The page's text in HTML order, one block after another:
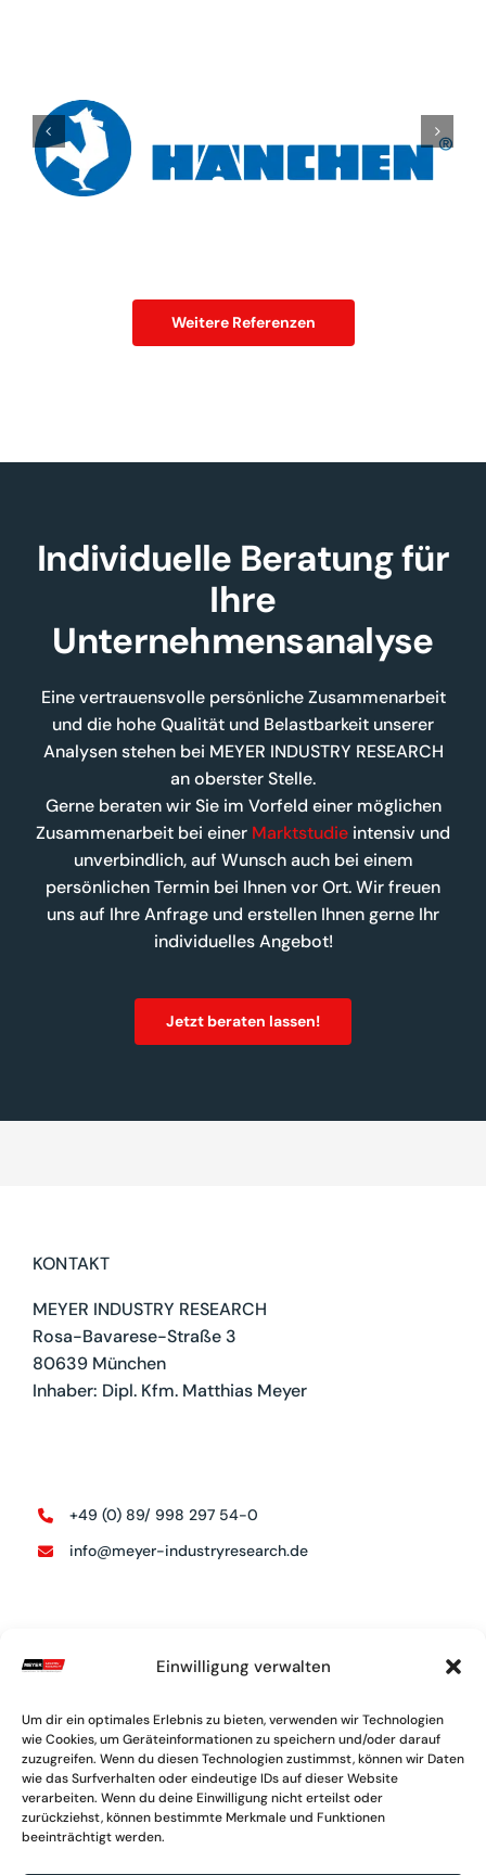
Einwilligung verwalten
Um dir ein optimales Erlebnis zu bieten, verwenden wir Technologien
wie Cookies, um Geräteinformationen zu speichern und/oder darauf
zuzugreifen. Wenn du diesen Technologien zustimmst, können wir Daten
wie das Surfverhalten oder eindeutige IDs auf dieser Website
verarbeiten. Wenn du deine Einwilligung nicht erteilst oder
zurückziehst, können bestimmte Merkmale und Funktionen
beeinträchtigt werden.
Weitere Referenzen
Individuelle Beratung für
Ihre
Unternehmensanalyse
Eine vertrauensvolle persönliche Zusammenarbeit
und die hohe Qualität und Belastbarkeit unserer
Analysen stehen bei MEYER INDUSTRY RESEARCH
an oberster Stelle.
Gerne beraten wir Sie im Vorfeld einer möglichen
Zusammenarbeit bei einer Marktstudie intensiv und
unverbindlich, auf Wunsch auch bei einem
persönlichen Termin bei Ihnen vor Ort. Wir freuen
uns auf Ihre Anfrage und erstellen Ihnen gerne Ihr
individuelles Angebot!
Jetzt beraten lassen!
KONTAKT
MEYER INDUSTRY RESEARCH
Rosa-Bavarese-Straße 3
80639 München
Inhaber: Dipl. Kfm. Matthias Meyer
+49 (0) 89/ 998 297 54-0
info@meyer-industryresearch.de
Impressum
Datenschutz
Weitere Leistungen & Analysen